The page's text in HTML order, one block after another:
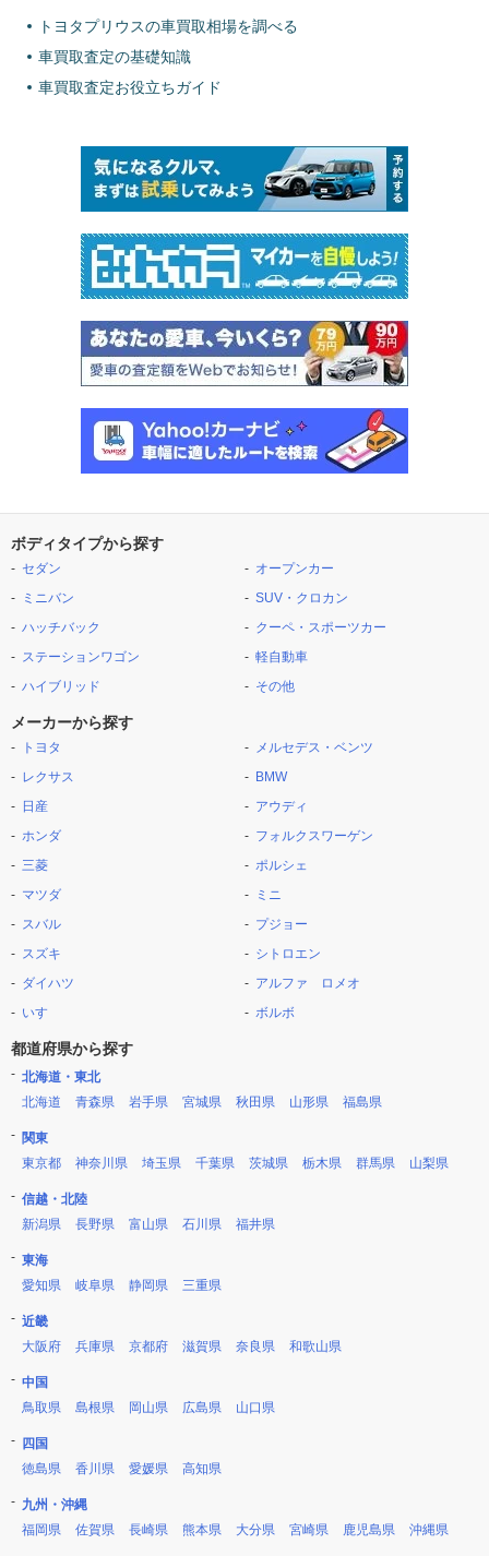
トヨタプリウスの車買取相場を調べる
車買取査定の基礎知識
車買取査定お役立ちガイド
ボディタイプから探す
セダン
ミニバン
ハッチバック
ステーションワゴン
ハイブリッド
オープンカー
SUV・クロカン
クーペ・スポーツカー
軽自動車
その他
メーカーから探す
トヨタ
レクサス
日産
ホンダ
三菱
マツダ
スバル
スズキ
ダイハツ
いすゞ
メルセデス・ベンツ
BMW
アウディ
フォルクスワーゲン
ポルシェ
ミニ
プジョー
シトロエン
アルファ ロメオ
ボルボ
都道府県から探す
北海道・東北
北海道
青森県 岩手県 宮城県 秋田県 山形県 福島県
関東
東京都
神奈川県 埼玉県 千葉県 茨城県 栃木県 群馬県 山梨県
信越・北陸
新潟県
長野県 富山県 石川県 福井県
東海
愛知県
岐阜県 静岡県 三重県
近畿
大阪府
兵庫県 京都府 滋賀県 奈良県 和歌山県
中国
鳥取県
島根県 岡山県 広島県 山口県
四国
徳島県
香川県 愛媛県 高知県
九州・沖縄
福岡県
佐賀県 長崎県 熊本県 大分県 宮崎県 鹿児島県 沖縄県